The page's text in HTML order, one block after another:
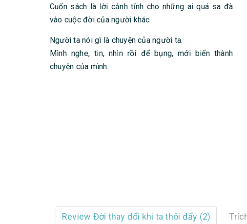
Cuốn sách là lời cảnh tỉnh cho những ai quá sa đà
vào cuộc đời của người khác.
Người ta nói gì là chuyện của người ta.
Mình nghe, tin, nhìn rồi để bụng, mới biến thành
chuyện của mình.
Review Đời thay đổi khi ta thôi đẩy (2)